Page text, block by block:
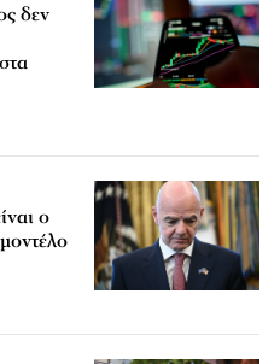
δεν
ο